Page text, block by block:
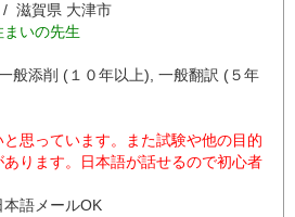
/ 滋賀県 大津市
いの先生
般添削 (１０年以上), 一般翻訳 (５年
思っています。また試験や他の目的
ります。日本語が話せるので初心者
本語メールOK